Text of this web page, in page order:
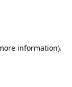
information).